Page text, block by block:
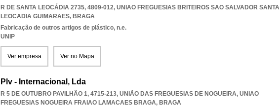
R DE SANTA LEOCÁDIA 2735, 4809-012, UNIAO FREGUESIAS BRITEIROS SAO SALVADOR SANTA
LEOCADIA GUIMARAES, BRAGA
Fabricação de outros artigos de plástico, n.e.
UNIP
Ver empresa Ver no Mapa
Plv - Internacional, Lda
R 5 DE OUTUBRO PAVILHÃO 1, 4715-213, UNIÃO DAS FREGUESIAS DE NOGUEIRA, UNIAO
FREGUESIAS NOGUEIRA FRAIAO LAMACAES BRAGA, BRAGA